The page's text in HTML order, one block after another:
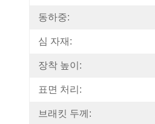
동하중:
심 자재:
장착 높이:
표면 처리:
브래킷 두께: